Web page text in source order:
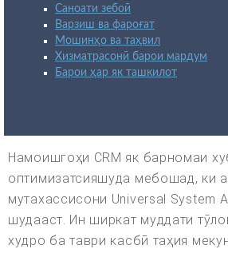
Саноати зебоӣ
Варзиш ва фароғат
Мошинҳо ва таҳвил
Хизматрасонӣ барои мардум
Барои ҳар як ташкилот
Намоишгоҳи CRM як барномаи
оптимизатсияшуда мебошад, ки
мутахассисони Universal System
шудааст. Ин ширкат муддати
худро ба таври касбӣ таҳия